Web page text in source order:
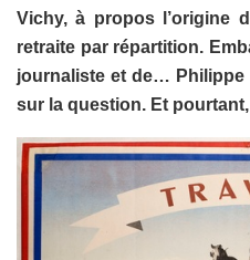
Vichy, à propos l’origine
retraite par répartition.
journaliste et de… Philippe
sur la question. Et pourtant,